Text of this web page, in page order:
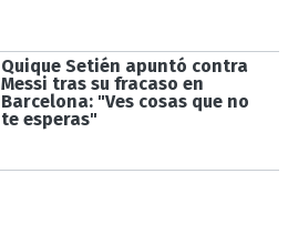
Quique Setién apuntó contra
Messi tras su fracaso en
Barcelona: "Ves cosas que no
te esperas"